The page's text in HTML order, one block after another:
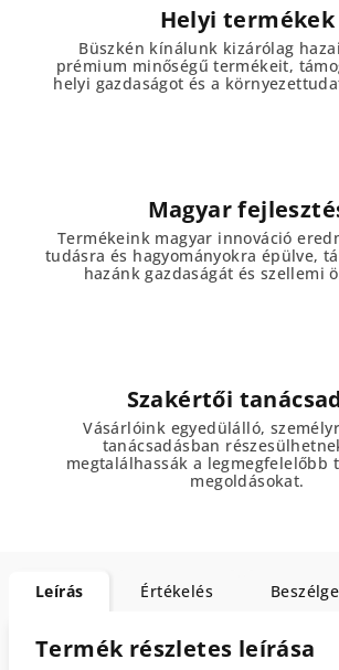
Helyi termékek
Büszkén kínálunk kizárólag
prémium minőségű termékeit,
helyi gazdaságot és a
Magyar
Termékeink magyar innováció
tudásra és hagyományokra épülve,
hazánk gazdaságát és szellemi
Szakértői
Vásárlóink egyedülálló,
tanácsadásban
megtalálhassák a legmegfelelőbb
megoldásokat.
Leírás Értékelés
Termék részletes leírása